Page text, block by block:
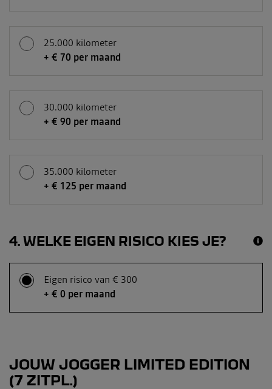
25.000 kilometer
+ € 70 per maand
30.000 kilometer
+ € 90 per maand
35.000 kilometer
+ € 125 per maand
4 WELKE EIGEN RISICO KIES JE?
Eigen risico van € 300
+ € 0 per maand
JOUW JOGGER LIMITED EDITION
(7 ZITPL.)